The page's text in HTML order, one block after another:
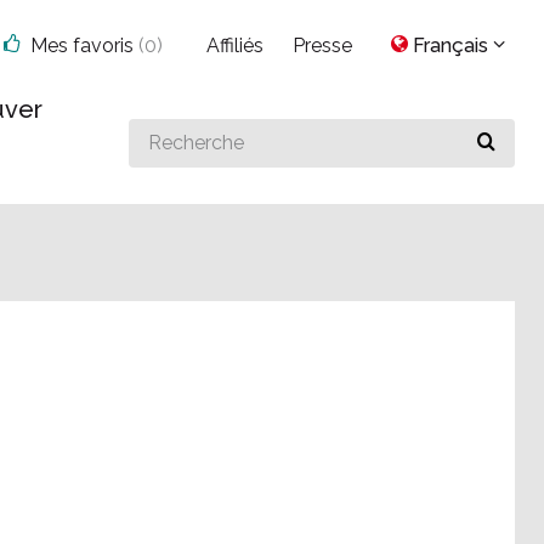
Search
for
Mes favoris (0) Affiliés Presse Français